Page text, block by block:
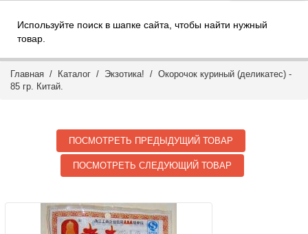
Используйте поиск в шапке сайта, чтобы найти нужный
товар.
Главная / Каталог / Экзотика! / Окорочок куриный (деликатес) -
85 гр. Китай.
ПОСМОТРЕТЬ ПРЕДЫДУЩИЙ ТОВАР
ПОСМОТРЕТЬ СЛЕДУЮЩИЙ ТОВАР